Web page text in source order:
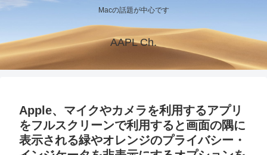
Macの話題が中心です
AAPL Ch.
Apple、マイクやカメラを利用するアプリ
をフルスクリーンで利用すると画面の隅に
表示される緑やオレンジのプライバシー・